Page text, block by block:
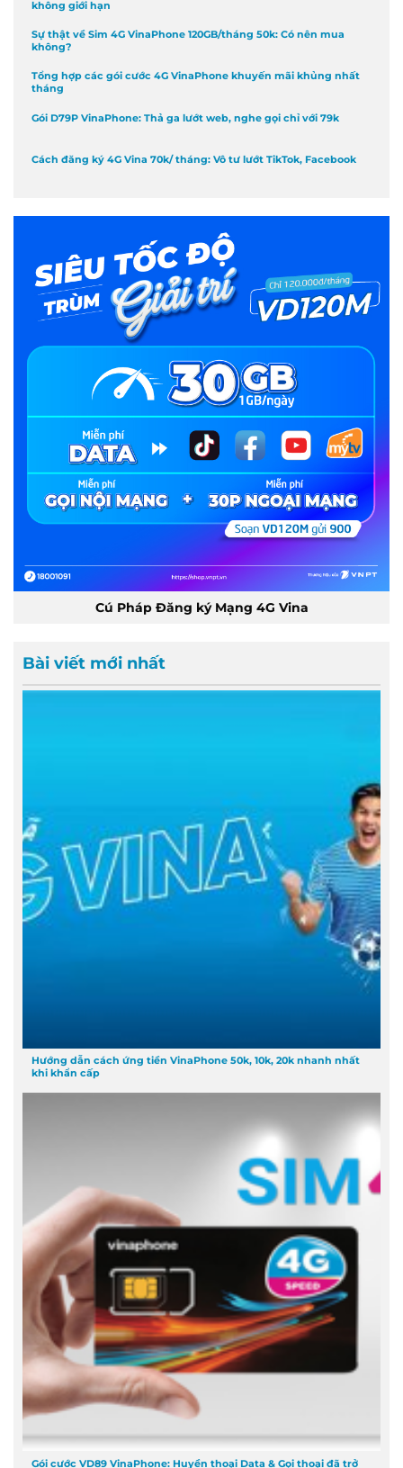
không giới hạn
Sự thật về Sim 4G VinaPhone 120GB/tháng 50k: Có nên mua
không?
Tổng hợp các gói cước 4G VinaPhone khuyến mãi khủng nhất
tháng
Gói D79P VinaPhone: Thả ga lướt web, nghe gọi chỉ với 79k
Cách đăng ký 4G Vina 70k/ tháng: Vô tư lướt TikTok, Facebook
Cú Pháp Đăng ký Mạng 4G Vina
Bài viết mới nhất
Hướng dẫn cách ứng tiền VinaPhone 50k, 10k, 20k nhanh nhất
khi khẩn cấp
Gói cước VD89 VinaPhone: Huyền thoại Data & Gọi thoại đã trở